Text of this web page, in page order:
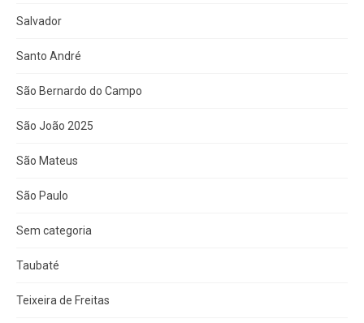
Salvador
Santo André
São Bernardo do Campo
São João 2025
São Mateus
São Paulo
Sem categoria
Taubaté
Teixeira de Freitas